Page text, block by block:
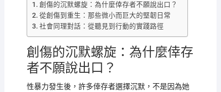
創傷的沉默螺旋：為什麼倖存者不願說出口？
從創傷到重生：那些微小而巨大的堅韌日常
社會同理對話：從聽見到行動的實踐路徑
創傷的沉默螺旋：為什麼倖存
者不願說出口？
性暴力發生後，許多倖存者選擇沉默，不是因為她